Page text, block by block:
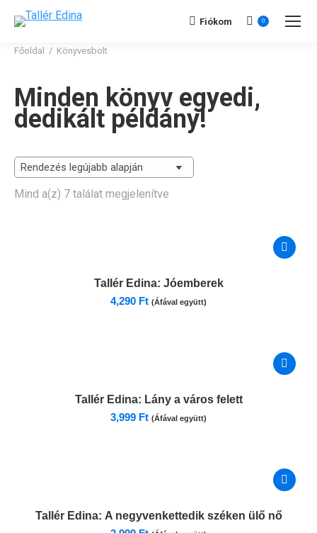
Fiókom 0
Főoldal / Könyvesbolt
Minden könyv egyedi,
dedikált példány!
Mind a(z) 7 találat megjelenítve
Tallér Edina: Jóemberek
4,290 Ft (Áfával együtt)
Tallér Edina: Lány a város felett
3,999 Ft (Áfával együtt)
Tallér Edina: A negyvenkettedik széken ülő nő